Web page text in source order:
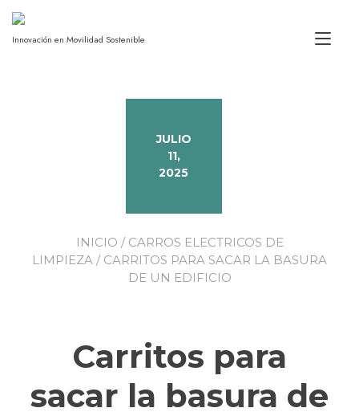
Innovación en Movilidad Sostenible
JULIO
11,
2025
INICIO / CARROS ELECTRICOS DE
LIMPIEZA / CARRITOS PARA SACAR LA BASURA
DE UN EDIFICIO
Carritos para
sacar la basura de